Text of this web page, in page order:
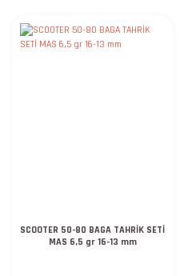
SCOOTER 50-80 BAGA TAHRİK SETİ
MAS 6,5 gr 16-13 mm